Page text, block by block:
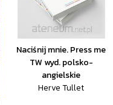
Naciśnij mnie. Press me
TW wyd. polsko-
angielskie
Herve Tullet